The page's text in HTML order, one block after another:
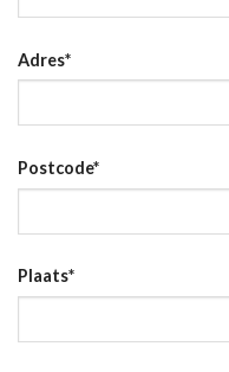
Adres*
Postcode*
Plaats*